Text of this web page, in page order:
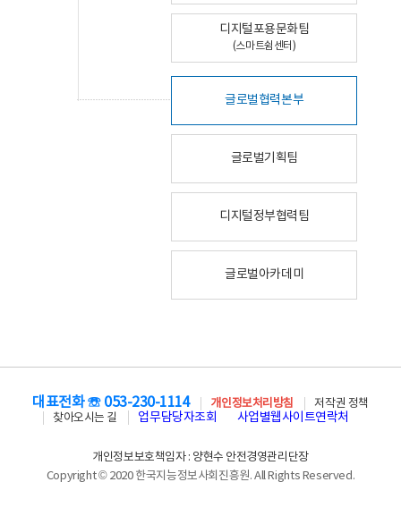
디지털포용문화팀
(스마트쉼센터)
글로벌협력본부
글로벌기획팀
디지털정부협력팀
글로벌아카데미
대표전화 ☏ 053-230-1114 개인정보처리방침
저작권 정책
찾아오시는 길
업무담당자조회 사업별웹사이트연락처
개인정보보호책임자 : 양현수 안전경영관리단장
Copyright © 2020 한국지능정보사회진흥원. All Rights Reserved.